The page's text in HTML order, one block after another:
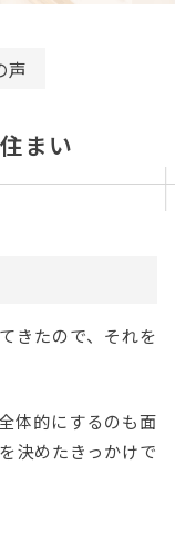
声
まい
きたので、それを
体的にするのも面
決めたきっかけで